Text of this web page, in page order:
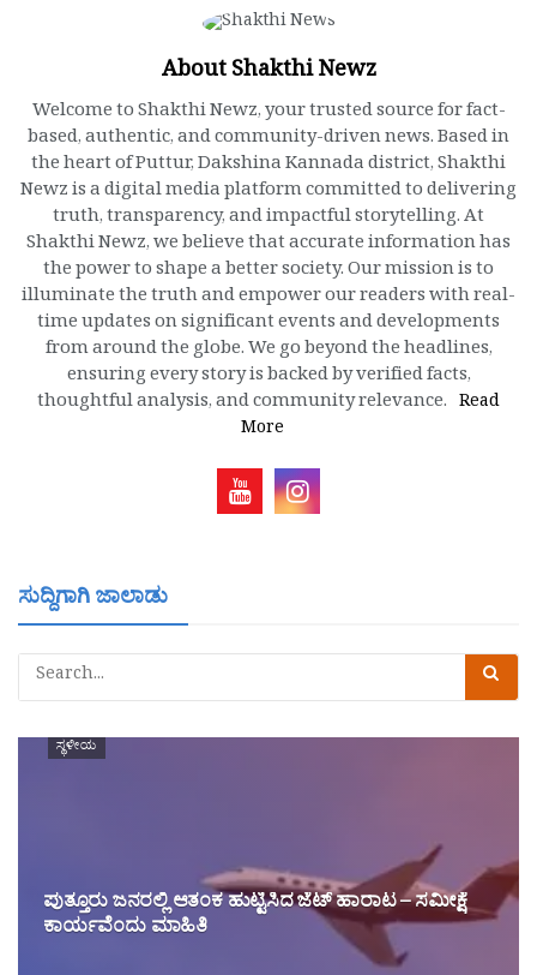
About Shakthi Newz
Welcome to Shakthi Newz, your trusted source for fact-
based, authentic, and community-driven news. Based in
the heart of Puttur, Dakshina Kannada district, Shakthi
Newz is a digital media platform committed to delivering
truth, transparency, and impactful storytelling. At
Shakthi Newz, we believe that accurate information has
the power to shape a better society. Our mission is to
illuminate the truth and empower our readers with real-
time updates on significant events and developments
from around the globe. We go beyond the headlines,
ensuring every story is backed by verified facts,
thoughtful analysis, and community relevance. Read
More
ಸುದ್ದಿಗಾಗಿ ಜಾಲಾಡು
ಸ್ಥಳೀಯ
ಪುತ್ತೂರು ಜನರಲ್ಲಿ ಆತಂಕ ಹುಟ್ಟಿಸಿದ ಜೆಟ್ ಹಾರಾಟ – ಸಮೀಕ್ಷೆ
ಕಾರ್ಯವೆಂದು ಮಾಹಿತಿ